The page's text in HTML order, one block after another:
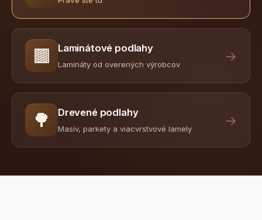
🟫 Laminátové podlahy
Lamináty od overených výrobcov
→
🌳 Drevené podlahy
Masív, parkety a viacvrstvové lamely
→